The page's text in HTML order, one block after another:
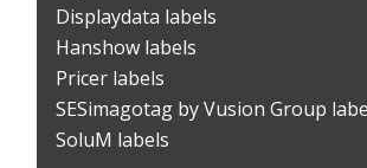
Displaydata labels
Hanshow labels
Pricer labels
SESimagotag by Vusion Group
SoluM labels